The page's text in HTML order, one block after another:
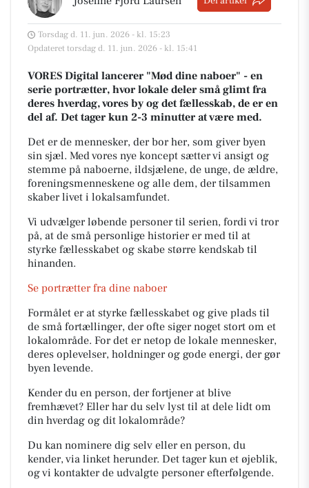
Torsdag d. 11. jun. 2026 - kl. 15:23
Opdateret torsdag d. 11. jun. 2026 - kl. 15:41
VORES Digital lancerer "Mød dine naboer" - en
serie portrætter, hvor lokale deler små glimt fra
deres hverdag, vores by og det fællesskab, de er en
del af. Det tager kun 2-3 minutter at være med.
Det er de mennesker, der bor her, som giver byen
sin sjæl. Med vores nye koncept sætter vi ansigt og
stemme på naboerne, ildsjælene, de unge, de ældre,
foreningsmenneskene og alle dem, der tilsammen
skaber livet i lokalsamfundet.
Vi udvælger løbende personer til serien, fordi vi tror
på, at de små personlige historier er med til at
styrke fællesskabet og skabe større kendskab til
hinanden.
Se portrætter fra dine naboer
Formålet er at styrke fællesskabet og give plads til
de små fortællinger, der ofte siger noget stort om et
lokalområde. For det er netop de lokale mennesker,
deres oplevelser, holdninger og gode energi, der gør
byen levende.
Kender du en person, der fortjener at blive
fremhævet? Eller har du selv lyst til at dele lidt om
din hverdag og dit lokalområde?
Du kan nominere dig selv eller en person, du
kender, via linket herunder. Det tager kun et øjeblik,
og vi kontakter de udvalgte personer efterfølgende.